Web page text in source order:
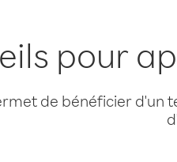
pour
de bénéficier d'un